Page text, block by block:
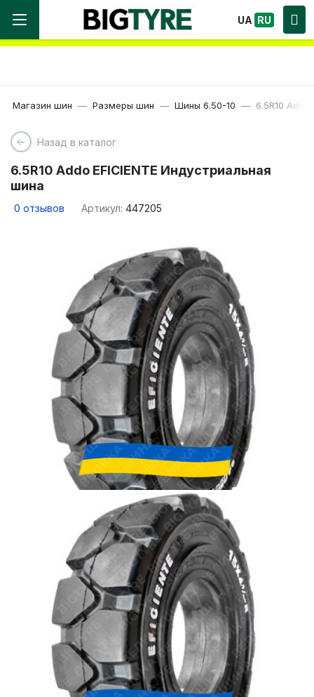
Мы работаем! Большой выбор Шин, быстрая
доставка по Украине!
UA RU
Магазин шин Размеры шин Шины 6.50-10 6.5R10 Addo
Назад в каталог
6.5R10 Addo EFICIENTE Индустриальная
шина
0 отзывов Артикул: 447205